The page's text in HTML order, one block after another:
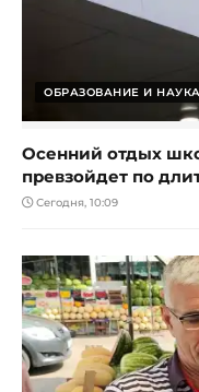
ОБРАЗОВАНИЕ И НАУКА
Осенний отдых
превзойдет по
Сегодня, 10:09